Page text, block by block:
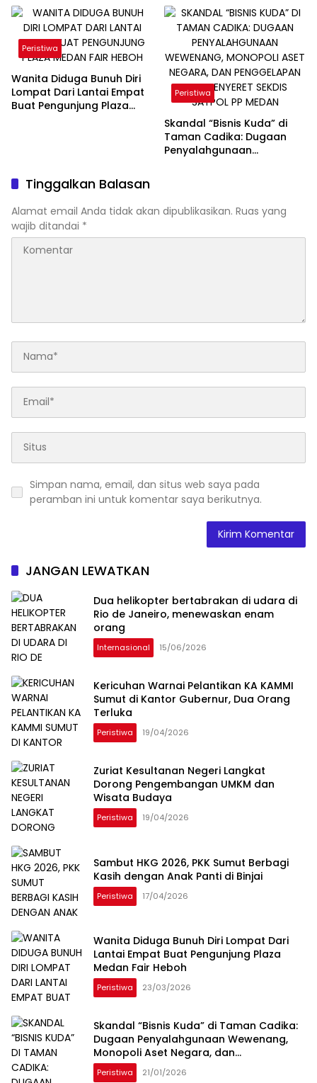
Peristiwa
Wanita Diduga Bunuh Diri
Lompat Dari Lantai Empat
‎Buat Pengunjung Plaza
Peristiwa
Skandal “Bisnis Kuda” di
Taman Cadika: Dugaan
Penyalahgunaan
Satpol PP Medan
Tinggalkan Balasan
Alamat email Anda tidak akan dipublikasikan. Ruas yang
wajib ditandai *
Simpan nama, email, dan situs web saya pada
peramban ini untuk komentar saya berikutnya.
JANGAN LEWATKAN
Dua helikopter bertabrakan di udara di
Rio de Janeiro, menewaskan enam
orang
Internasional 15/06/2026
Kericuhan Warnai Pelantikan KA KAMMI
Sumut di Kantor Gubernur, Dua Orang
Terluka
Peristiwa 19/04/2026
Zuriat Kesultanan Negeri Langkat
Dorong Pengembangan UMKM dan
Wisata Budaya
Peristiwa 19/04/2026
Sambut HKG 2026, PKK Sumut Berbagi
Kasih dengan Anak Panti di Binjai
Peristiwa 17/04/2026
Wanita Diduga Bunuh Diri Lompat Dari
Lantai Empat ‎Buat Pengunjung Plaza
Medan Fair Heboh
Peristiwa 23/03/2026
Skandal “Bisnis Kuda” di Taman Cadika:
Dugaan Penyalahgunaan Wewenang,
Monopoli Aset Negara, dan
Penggelapan PAD Menyeret Sekdis
Satpol PP Medan
Peristiwa 21/01/2026